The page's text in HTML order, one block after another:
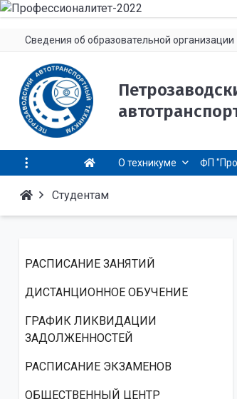
Сведения об образовательной организации
О техникуме ФП
Студентам
РАСПИСАНИЕ ЗАНЯТИЙ
ДИСТАНЦИОННОЕ ОБУЧЕНИЕ
ГРАФИК ЛИКВИДАЦИИ
ЗАДОЛЖЕННОСТЕЙ
РАСПИСАНИЕ ЭКЗАМЕНОВ
ОБЩЕСТВЕННЫЙ ЦЕНТР